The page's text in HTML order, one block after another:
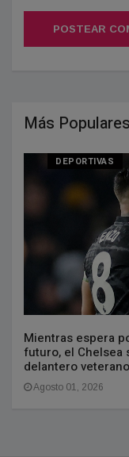
POSTEAR
Más Populares
DEPORTIVAS
Mientras espera
futuro, el Chelsea
delantero
Agosto 01, 2026